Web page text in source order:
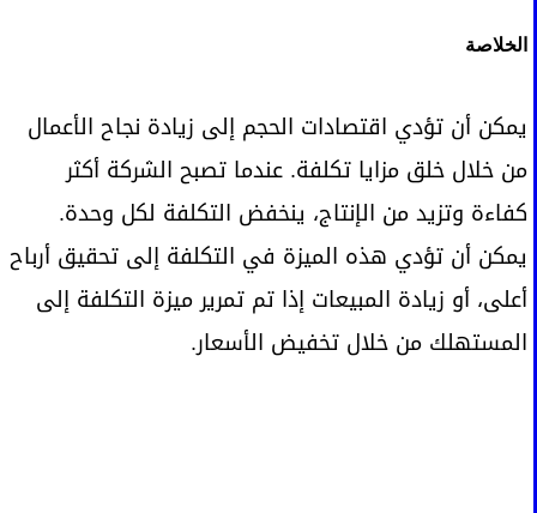
الخلاصة
يمكن أن تؤدي اقتصادات الحجم إلى زيادة نجاح الأعمال
من خلال خلق مزايا تكلفة. عندما تصبح الشركة أكثر
كفاءة وتزيد من الإنتاج، ينخفض ​​التكلفة لكل وحدة.
يمكن أن تؤدي هذه الميزة في التكلفة إلى تحقيق أرباح
أعلى، أو زيادة المبيعات إذا تم تمرير ميزة التكلفة إلى
المستهلك من خلال تخفيض الأسعار.